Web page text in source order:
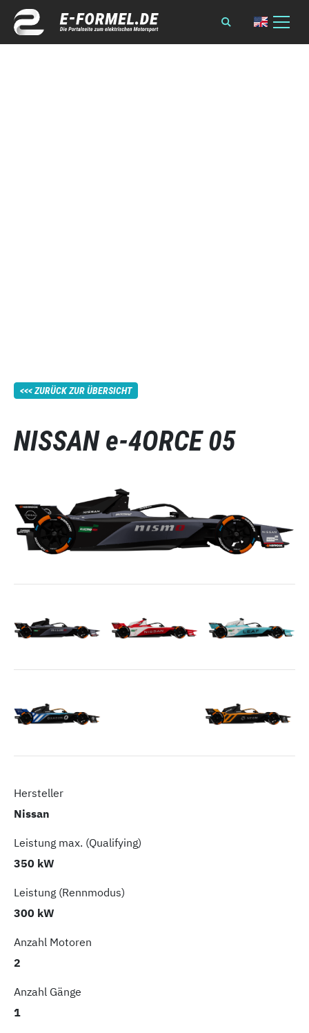
ZURÜCK ZUR ÜBERSICHT
NISSAN e-4ORCE 05
Hersteller
Nissan
Leistung max. (Qualifying)
350 kW
Leistung (Rennmodus)
300 kW
Anzahl Motoren
2
Anzahl Gänge
1